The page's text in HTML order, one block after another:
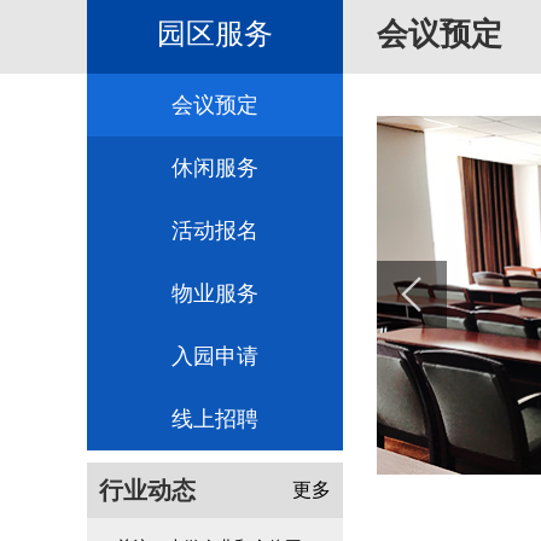
园区服务
会议预定
休闲服务
活动报名
物业服务
入园申请
线上招聘
行业动态 更多
会议预定